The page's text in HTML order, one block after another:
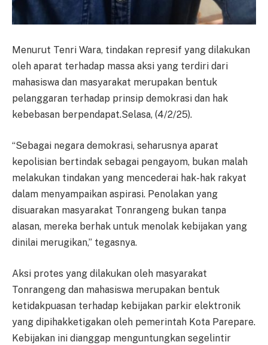
Menurut Tenri Wara, tindakan represif yang dilakukan
oleh aparat terhadap massa aksi yang terdiri dari
mahasiswa dan masyarakat merupakan bentuk
pelanggaran terhadap prinsip demokrasi dan hak
kebebasan berpendapat.Selasa, (4/2/25).
“Sebagai negara demokrasi, seharusnya aparat
kepolisian bertindak sebagai pengayom, bukan malah
melakukan tindakan yang mencederai hak-hak rakyat
dalam menyampaikan aspirasi. Penolakan yang
disuarakan masyarakat Tonrangeng bukan tanpa
alasan, mereka berhak untuk menolak kebijakan yang
dinilai merugikan,” tegasnya.
Aksi protes yang dilakukan oleh masyarakat
Tonrangeng dan mahasiswa merupakan bentuk
ketidakpuasan terhadap kebijakan parkir elektronik
yang dipihakketigakan oleh pemerintah Kota Parepare.
Kebijakan ini dianggap menguntungkan segelintir